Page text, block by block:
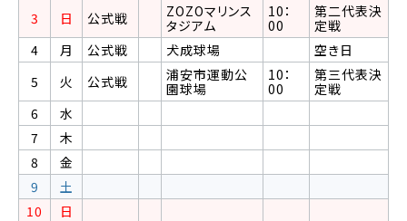
3
日 公式戦
ZOZOマリンス
タジアム
10：
00
第二代表決
定戦
4
月 公式戦 犬成球場
空き日
5
火 公式戦
浦安市運動公
園球場
10：
00
第三代表決
定戦
6
水
7
木
8
金
9
土
10
日